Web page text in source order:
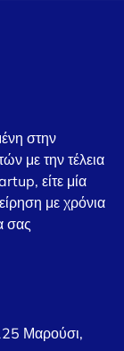
στην
με την τέλεια
είτε μία
με χρόνια
σας
Μαρούσι,